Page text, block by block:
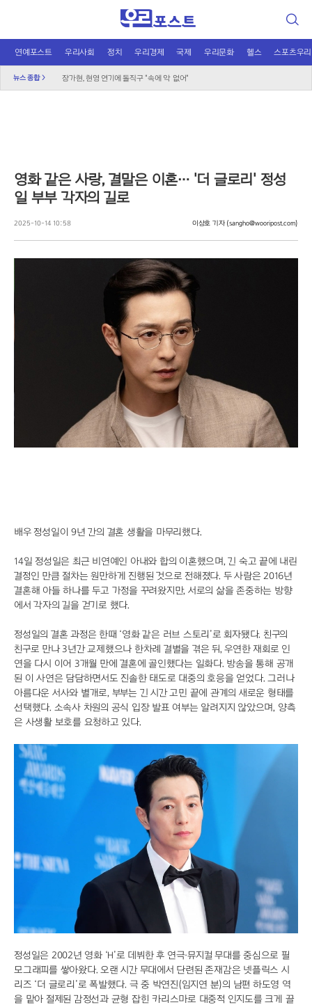
검
색
연예포스트 우리사회 정치 우리경제 국제 우리문화 헬스 스포츠우리
뉴스 종합 >
장가현, 현영 연기에 돌직구 "속에 악 없어"
"그린벨트 대신 재개발" 오세훈, 정부에 건의
국민의힘, 선관위 직무대행 '특검 1호 수사' 촉구
오뚜기·비비고 면 전쟁, 폭염 특수에 매출 껑충
우크라이나 화물기 옆 폭발물 드론, 독일 대테러 수사
달에 부딪힌 스페이스X, 과학적 통찰 얻나?
2차 대전 이후 최대 작전? 영국 '요새 작전' 논란
"너 T야?" 감정 체험형 전시에 MZ세대 열광
AI 시대의 예술, 안상수가 제안하는 몸의 감각
질투와 파멸의 기타 리프, 고전 비극 록으로 부활
혈당 스파이크 막는 야간 음료 6가지 공개
스파이더맨 흥행 돌풍, '망각'이 던진 경고
단것만 찾는 당신, 혈당 불균형이 원인일 수도
대한축구협회, 외국인 심판 성접대 의혹에 축구팬 ‘폭발’
김민재 파트너 이토, 제주 원정서 보여준 최악의 매너
유격수 고민 끝낸 KIA, 하주석이 살렸다
영화 같은 사랑, 결말은 이혼… '더 글로리' 정성
일 부부 각자의 길로
2025-10-14 10:58 이상호 기자 (sangho@wooripost.com)
배우 정성일이 9년 간의 결혼 생활을 마무리했다.
14일 정성일은 최근 비연예인 아내와 합의 이혼했으며, 긴 숙고 끝에 내린
결정인 만큼 절차는 원만하게 진행된 것으로 전해졌다. 두 사람은 2016년
결혼해 아들 하나를 두고 가정을 꾸려왔지만, 서로의 삶을 존중하는 방향
에서 각자의 길을 걷기로 했다.
정성일의 결혼 과정은 한때 ‘영화 같은 러브 스토리’로 회자됐다. 친구의
친구로 만나 3년간 교제했으나 한차례 결별을 겪은 뒤, 우연한 재회로 인
연을 다시 이어 3개월 만에 결혼에 골인했다는 일화다. 방송을 통해 공개
된 이 사연은 담담하면서도 진솔한 태도로 대중의 호응을 얻었다. 그러나
아름다운 서사와 별개로, 부부는 긴 시간 고민 끝에 관계의 새로운 형태를
선택했다. 소속사 차원의 공식 입장 발표 여부는 알려지지 않았으며, 양측
은 사생활 보호를 요청하고 있다.
정성일은 2002년 영화 ‘H’로 데뷔한 후 연극·뮤지컬 무대를 중심으로 필
모그래피를 쌓아왔다. 오랜 시간 무대에서 단련된 존재감은 넷플릭스 시
리즈 ‘더 글로리’로 폭발했다. 극 중 박연진(임지연 분)의 남편 하도영 역
을 맡아 절제된 감정선과 균형 잡힌 카리스마로 대중적 인지도를 크게 끌